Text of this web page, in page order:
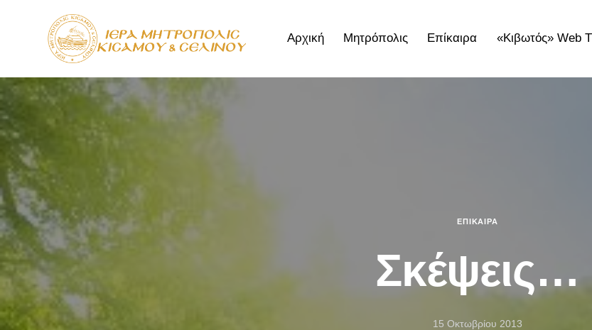
Αρχική Μητρόπολις Επίκαιρα «Κιβωτός» Web
ΕΠΊΚΑΙΡΑ
Σκέψεις…
15 Οκτωβρίου 2013